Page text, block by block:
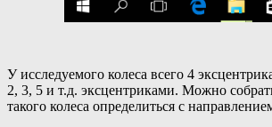
У исследуемого колеса всего 4
2, 3, 5 и т.д. эксцентриками. Можно
такого колеса определиться с